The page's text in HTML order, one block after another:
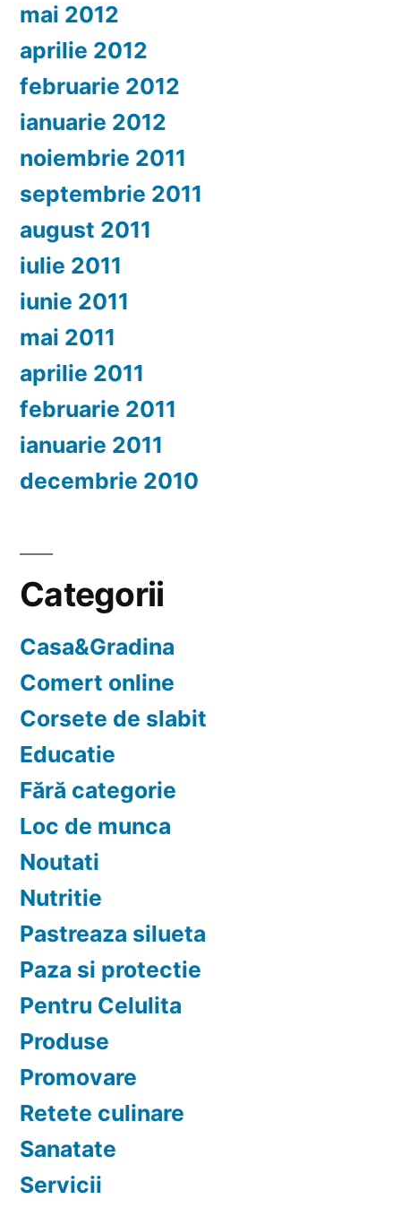
mai 2012
aprilie 2012
februarie 2012
ianuarie 2012
noiembrie 2011
septembrie 2011
august 2011
iulie 2011
iunie 2011
mai 2011
aprilie 2011
februarie 2011
ianuarie 2011
decembrie 2010
Categorii
Casa&Gradina
Comert online
Corsete de slabit
Educatie
Fără categorie
Loc de munca
Noutati
Nutritie
Pastreaza silueta
Paza si protectie
Pentru Celulita
Produse
Promovare
Retete culinare
Sanatate
Servicii